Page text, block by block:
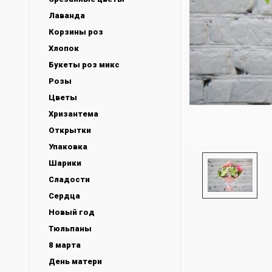
Лаванда
Корзины роз
Хлопок
Букеты роз микс
Розы
Цветы
Хризантема
Открытки
Упаковка
Шарики
Сладости
Сердца
Новый год
Тюльпаны
8 марта
День матери